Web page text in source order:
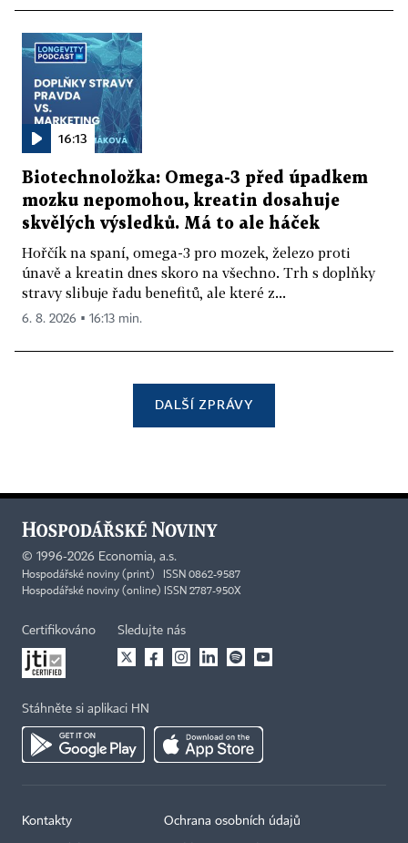
16:13
Biotechnoložka: Omega-3 před úpadkem
mozku nepomohou, kreatin dosahuje
skvělých výsledků. Má to ale háček
Hořčík na spaní, omega-3 pro mozek, železo proti
únavě a kreatin dnes skoro na všechno. Trh s doplňky
stravy slibuje řadu benefitů, ale které z...
6. 8. 2026 ▪ 16:13 min.
DALŠÍ ZPRÁVY
© 1996-2026 Economia, a.s.
Hospodářské noviny (print) ISSN 0862-9587
Hospodářské noviny (online) ISSN 2787-950X
Certifikováno Sledujte nás
Stáhněte si aplikaci HN
Kontakty Ochrana osobních údajů